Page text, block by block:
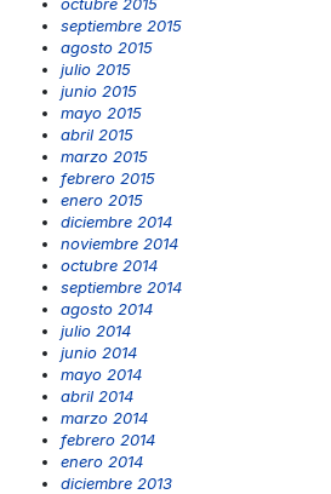
octubre 2015
septiembre 2015
agosto 2015
julio 2015
junio 2015
mayo 2015
abril 2015
marzo 2015
febrero 2015
enero 2015
diciembre 2014
noviembre 2014
octubre 2014
septiembre 2014
agosto 2014
julio 2014
junio 2014
mayo 2014
abril 2014
marzo 2014
febrero 2014
enero 2014
diciembre 2013